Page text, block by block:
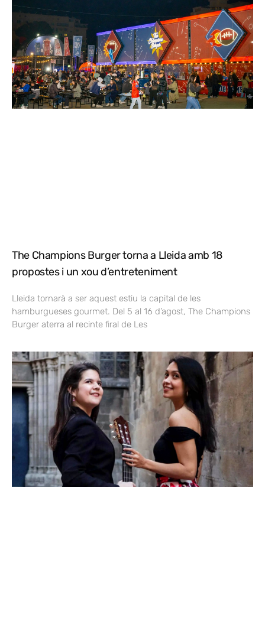
The Champions Burger torna a Lleida amb 18
propostes i un xou d’entreteniment
Lleida tornarà a ser aquest estiu la capital de les
hamburgueses gourmet. Del 5 al 16 d’agost, The Champions
Burger aterra al recinte firal de Les